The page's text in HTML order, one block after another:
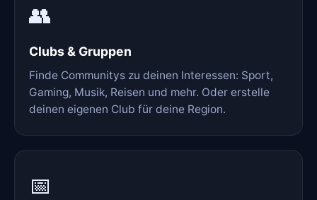
👥
Clubs & Gruppen
Finde Communitys zu deinen Interessen: Sport,
Gaming, Musik, Reisen und mehr. Oder erstelle
deinen eigenen Club für deine Region.
📅